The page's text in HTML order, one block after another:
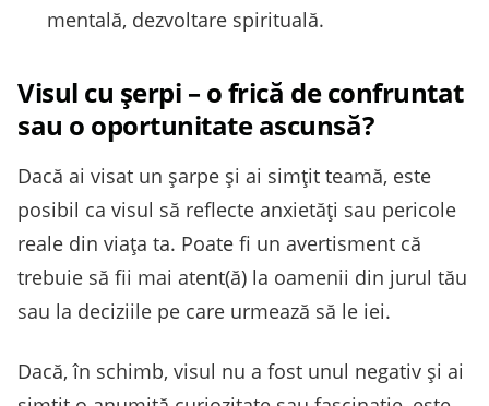
mentală, dezvoltare spirituală.
Visul cu șerpi – o frică de confruntat
sau o oportunitate ascunsă?
Dacă ai visat un șarpe și ai simțit teamă, este
posibil ca visul să reflecte anxietăți sau pericole
reale din viața ta. Poate fi un avertisment că
trebuie să fii mai atent(ă) la oamenii din jurul tău
sau la deciziile pe care urmează să le iei.
Dacă, în schimb, visul nu a fost unul negativ și ai